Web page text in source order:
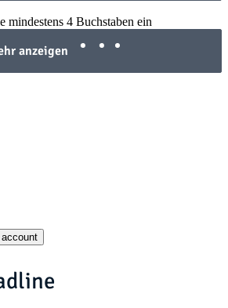
mindestens 4 Buchstaben ein
anzeigen
account